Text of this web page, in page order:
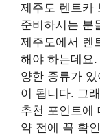
제주도 렌트카
준비하시는 분
제주도에서 렌
해야 하는데요
양한 종류가
이 됩니다. 그
추천 포인트에
약 전에 꼭 확